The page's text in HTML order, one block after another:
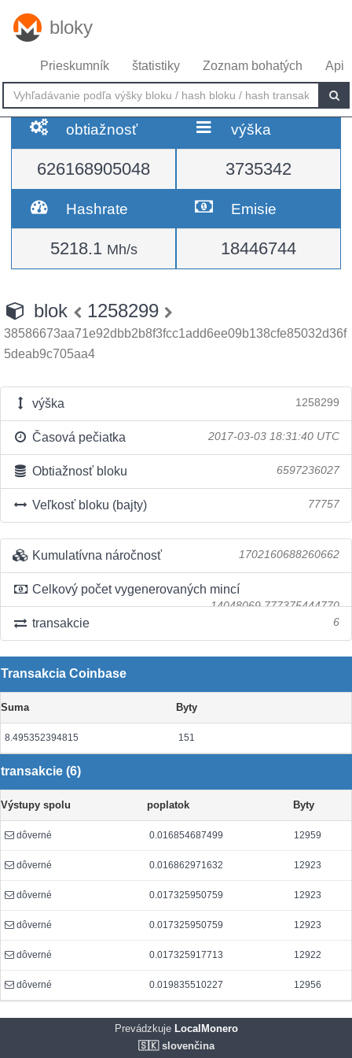
bloky
Prieskumník štatistiky Zoznam bohatých Api
obtiažnosť
626168905048
výška
3735342
Hashrate
5218.1 Mh/s
Emisie
18446744
blok 1258299
38586673aa71e92dbb2b8f3fcc1add6ee09b138cfe85032d36f
5deab9c705aa4
výška 1258299
Časová pečiatka 2017-03-03 18:31:40 UTC
Obtiažnosť bloku 6597236027
Veľkosť bloku (bajty) 77757
Kumulatívna náročnosť 1702160688260662
Celkový počet vygenerovaných mincí
14048069.777375444770
transakcie 6
Transakcia Coinbase
Suma Byty
8.495352394815 151
transakcie (6)
Výstupy spolu poplatok Byty
dôverné 0.016854687499 12959
dôverné 0.016862971632 12923
dôverné 0.017325950759 12923
dôverné 0.017325950759 12923
dôverné 0.017325917713 12922
dôverné 0.019835510227 12956
PrevádzkujeLocalMonero
🇸🇰 slovenčina